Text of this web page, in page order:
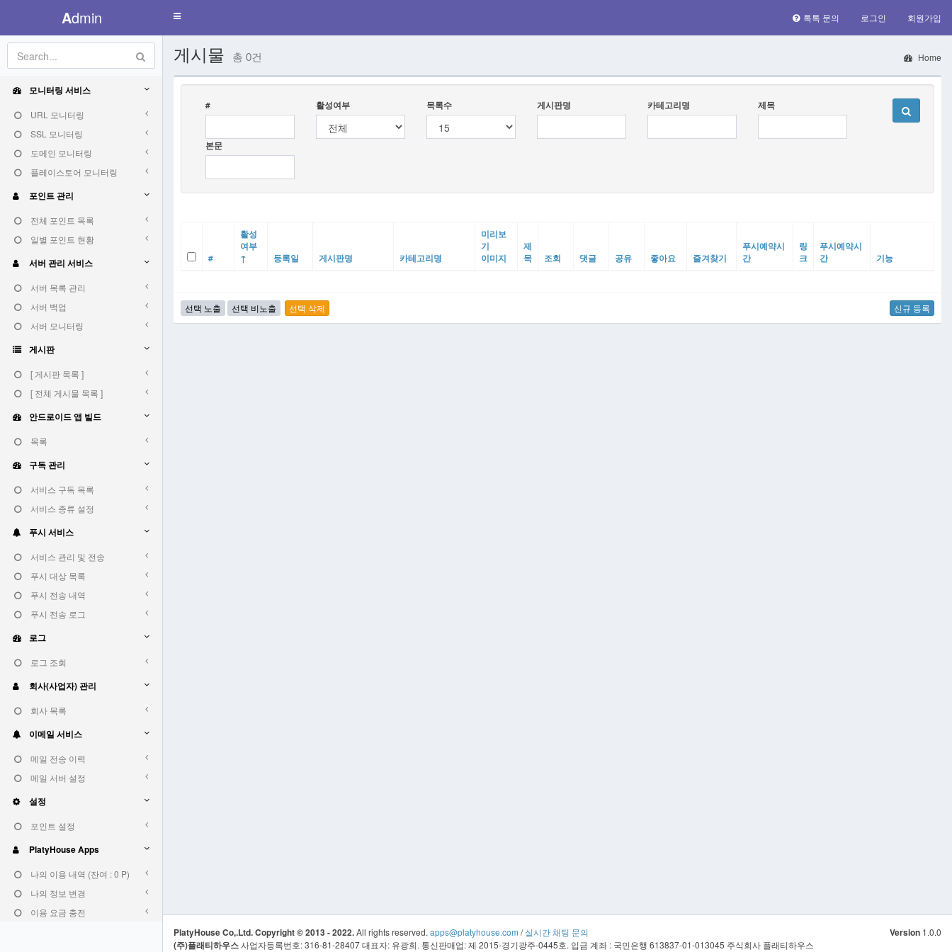
Admin
Toggle
톡톡 문의 로그인 회원가입
모니터링 서비스
URL 모니터링
SSL 모니터링
도메인 모니터링
플레이스토어 모니터링
포인트 관리
전체 포인트 목록
일별 포인트 현황
서버 관리 서비스
서버 목록 관리
서버 백업
서버 모니터링
게시판
[ 게시판 목록 ]
[ 전체 게시물 목록 ]
안드로이드 앱 빌드
목록
구독 관리
서비스 구독 목록
서비스 종류 설정
푸시 서비스
서비스 관리 및 전송
푸시 대상 목록
푸시 전송 내역
푸시 전송 로그
로그
로그 조회
회사(사업자) 관리
회사 목록
이메일 서비스
메일 전송 이력
메일 서버 설정
설정
포인트 설정
PlatyHouse Apps
나의 이용 내역 (잔여 : 0 P)
나의 정보 변경
이용 요금 충전
게시물 총 0건 Home
# 활성여부 목록수 게시판명 카테고리명 제목
본문
#
활성
여부
↑
등록일 게시판명 카테고리명
미리보
기
이미지
제
목
조회 댓글 공유 좋아요 즐겨찾기
푸시예약시
간
링
크
푸시예약시
간
기능
신규 등록
Version 1.0.0
PlatyHouse Co,.Ltd. Copyright © 2013 - 2022.All rights reserved. apps@platyhouse.com /실시간 채팅 문의
(주)플래티하우스사업자등록번호: 316-81-28407 대표자: 유광희. 통신판매업: 제 2015-경기광주-0445호. 입금 계좌 : 국민은행 613837-01-013045 주식회사 플래티하우스